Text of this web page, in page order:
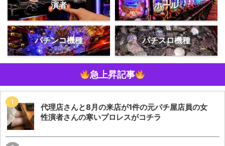
演者 ホール
パチンコ機種 パチスロ機種
急上昇記事
代理店さんと8月の来店が1件の元パチ屋店員の女
性演者さんの寒いプロレスがコチラ